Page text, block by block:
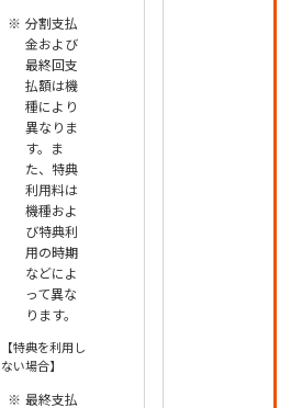
分割支払
金および
最終回支
払額は機
種により
異なりま
す。ま
た、特典
利用料は
機種およ
び特典利
用の時期
などによ
って異な
ります。
【特典を利用し
ない場合】
最終支払